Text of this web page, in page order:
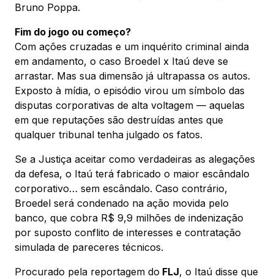
Bruno Poppa.
Fim do jogo ou começo?
Com ações cruzadas e um inquérito criminal ainda
em andamento, o caso Broedel x Itaú deve se
arrastar. Mas sua dimensão já ultrapassa os autos.
Exposto à mídia, o episódio virou um símbolo das
disputas corporativas de alta voltagem — aquelas
em que reputações são destruídas antes que
qualquer tribunal tenha julgado os fatos.
Se a Justiça aceitar como verdadeiras as alegações
da defesa, o Itaú terá fabricado o maior escândalo
corporativo… sem escândalo. Caso contrário,
Broedel será condenado na ação movida pelo
banco, que cobra R$ 9,9 milhões de indenização
por suposto conflito de interesses e contratação
simulada de pareceres técnicos.
Procurado pela reportagem do FLJ, o Itaú disse que